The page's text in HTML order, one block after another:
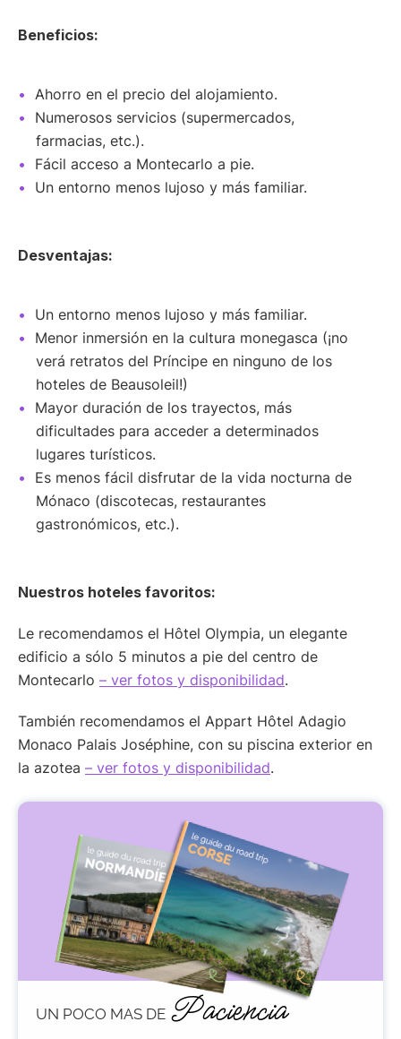
Beneficios:
Ahorro en el precio del alojamiento.
Numerosos servicios (supermercados,
farmacias, etc.).
Fácil acceso a Montecarlo a pie.
Un entorno menos lujoso y más familiar.
Desventajas:
Un entorno menos lujoso y más familiar.
Menor inmersión en la cultura monegasca (¡no
verá retratos del Príncipe en ninguno de los
hoteles de Beausoleil!)
Mayor duración de los trayectos, más
dificultades para acceder a determinados
lugares turísticos.
Es menos fácil disfrutar de la vida nocturna de
Mónaco (discotecas, restaurantes
gastronómicos, etc.).
Nuestros hoteles favoritos:
Le recomendamos el Hôtel Olympia, un elegante
edificio a sólo 5 minutos a pie del centro de
Montecarlo – ver fotos y disponibilidad.
También recomendamos el Appart Hôtel Adagio
Monaco Palais Joséphine, con su piscina exterior en
la azotea – ver fotos y disponibilidad.
UN POCO MAS DE Paciencia